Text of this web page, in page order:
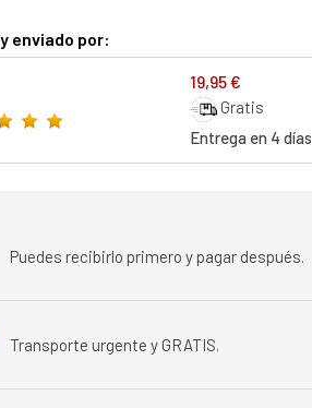
enviado por:
19,95 €
Gratis
Entrega en 4 días
Puedes recibirlo primero y pagar después.
Transporte urgente y GRATIS.